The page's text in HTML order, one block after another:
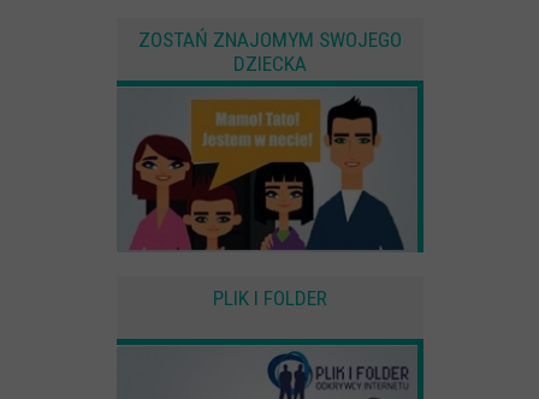
ZOSTAŃ ZNAJOMYM SWOJEGO
DZIECKA
PLIK I FOLDER